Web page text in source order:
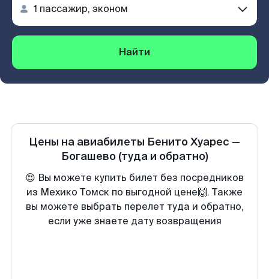
Найти
Цены на авиабилеты Бенито Хуарес —
Богашево (туда и обратно)
😍 Вы можете купить билет без посредников
из Мехико Томск по выгодной цене🙌. Также
вы можете выбрать перелет туда и обратно,
если уже знаете дату возвращения